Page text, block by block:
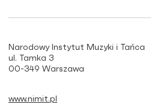
Narodowy Instytut Muzyki i Tańca
ul. Tamka 3
00-349 Warszawa
www.nimit.pl